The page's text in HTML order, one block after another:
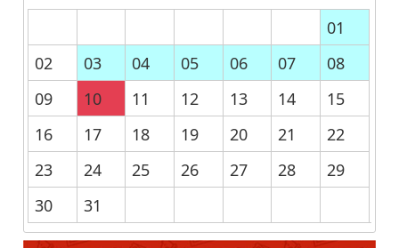
01
02
03 04 05 06 07
08
09
10 11 12 13 14
15
16
17 18 19 20 21
22
23
24 25 26 27 28
29
30
31